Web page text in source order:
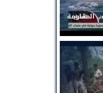
المقاومة